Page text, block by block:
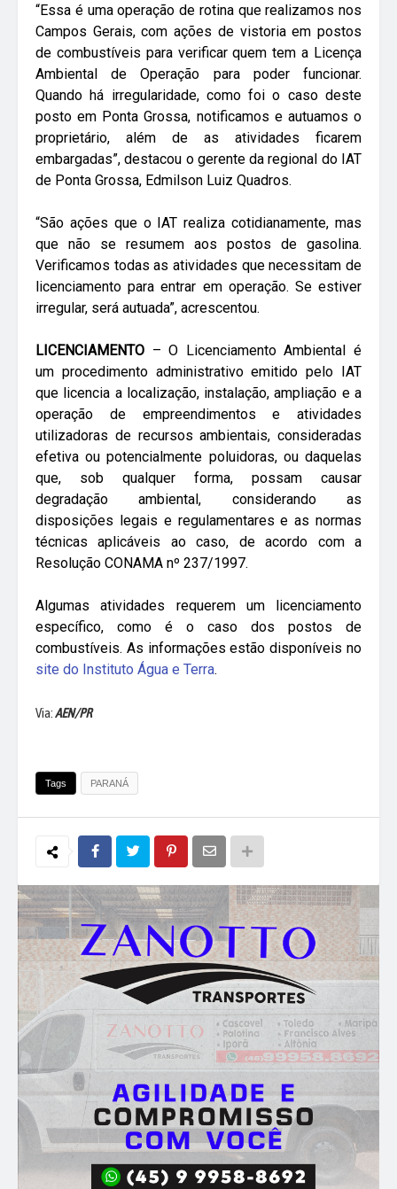
“Essa é uma operação de rotina que realizamos nos
Campos Gerais, com ações de vistoria em postos
de combustíveis para verificar quem tem a Licença
Ambiental de Operação para poder funcionar.
Quando há irregularidade, como foi o caso deste
posto em Ponta Grossa, notificamos e autuamos o
proprietário, além de as atividades ficarem
embargadas”, destacou o gerente da regional do IAT
de Ponta Grossa, Edmilson Luiz Quadros.
“São ações que o IAT realiza cotidianamente, mas
que não se resumem aos postos de gasolina.
Verificamos todas as atividades que necessitam de
licenciamento para entrar em operação. Se estiver
irregular, será autuada”, acrescentou.
LICENCIAMENTO – O Licenciamento Ambiental é
um procedimento administrativo emitido pelo IAT
que licencia a localização, instalação, ampliação e a
operação de empreendimentos e atividades
utilizadoras de recursos ambientais, consideradas
efetiva ou potencialmente poluidoras, ou daquelas
que, sob qualquer forma, possam causar
degradação ambiental, considerando as
disposições legais e regulamentares e as normas
técnicas aplicáveis ao caso, de acordo com a
Resolução CONAMA nº 237/1997.
Algumas atividades requerem um licenciamento
específico, como é o caso dos postos de
combustíveis. As informações estão disponíveis no
site do Instituto Água e Terra.
Via:AEN/PR
Tags PARANÁ